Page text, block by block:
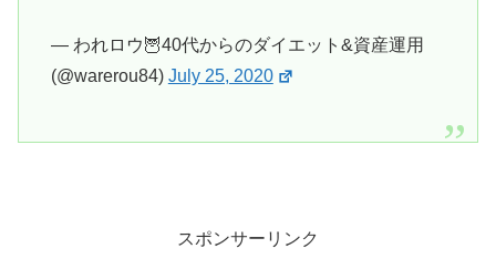
— われロウ🦉40代からのダイエット&資産運用
(@warerou84) July 25, 2020
スポンサーリンク